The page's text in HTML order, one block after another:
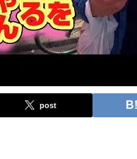
post